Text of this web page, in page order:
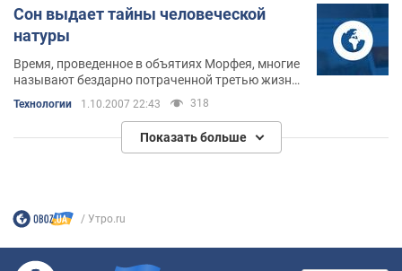
Сон выдает тайны человеческой
натуры
Время, проведенное в объятиях Морфея, многие
называют бездарно потраченной третью жизни.
Другие - свободой подсознания или тем
временем, когда духовное в человеке
преобладает над материальным.
Технологии 1.10.2007 22:43 318
Показать больше
Утро.ru